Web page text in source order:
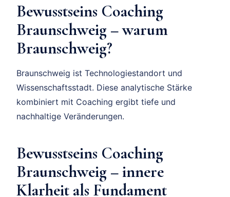
Bewusstseins Coaching
Braunschweig – warum
Braunschweig?
Braunschweig ist Technologiestandort und
Wissenschaftsstadt. Diese analytische Stärke
kombiniert mit Coaching ergibt tiefe und
nachhaltige Veränderungen.
Bewusstseins Coaching
Braunschweig – innere
Klarheit als Fundament